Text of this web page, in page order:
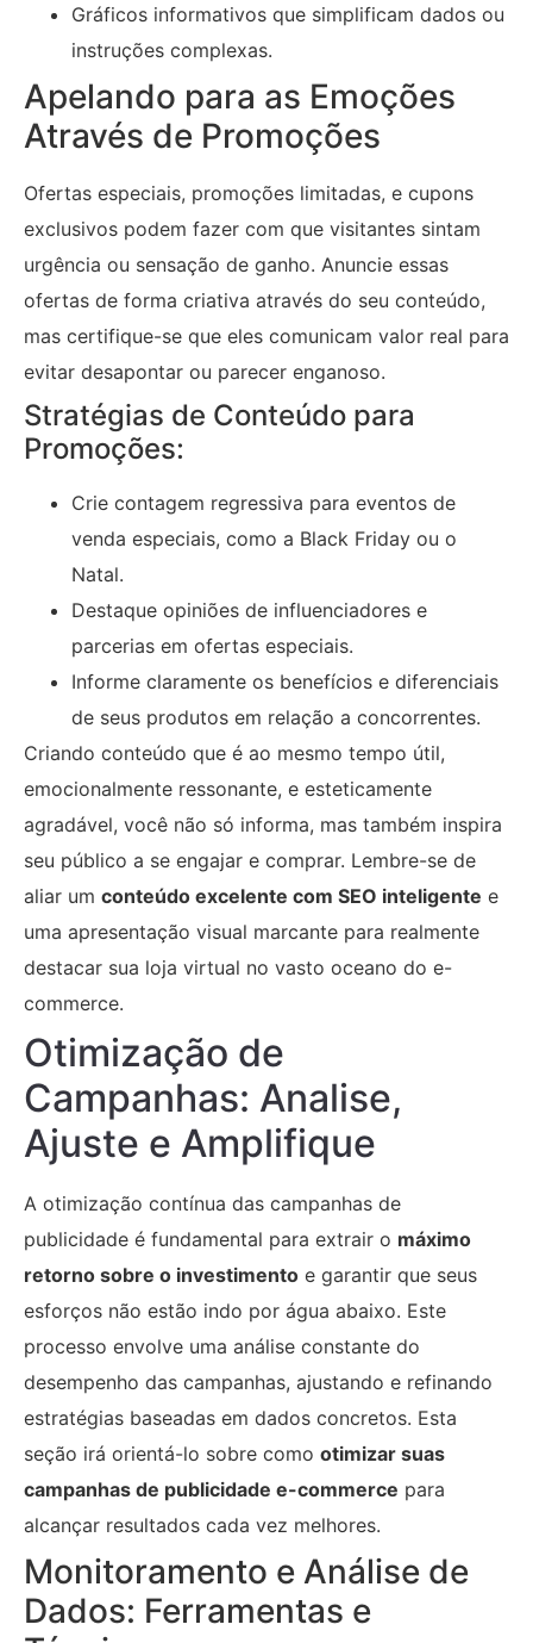
Gráficos informativos que simplificam dados ou
instruções complexas.
Apelando para as Emoções
Através de Promoções
Ofertas especiais, promoções limitadas, e cupons
exclusivos podem fazer com que visitantes sintam
urgência ou sensação de ganho. Anuncie essas
ofertas de forma criativa através do seu conteúdo,
mas certifique-se que eles comunicam valor real para
evitar desapontar ou parecer enganoso.
Stratégias de Conteúdo para
Promoções:
Crie contagem regressiva para eventos de
venda especiais, como a Black Friday ou o
Natal.
Destaque opiniões de influenciadores e
parcerias em ofertas especiais.
Informe claramente os benefícios e diferenciais
de seus produtos em relação a concorrentes.
Criando conteúdo que é ao mesmo tempo útil,
emocionalmente ressonante, e esteticamente
agradável, você não só informa, mas também inspira
seu público a se engajar e comprar. Lembre-se de
aliar um conteúdo excelente com SEO inteligente e
uma apresentação visual marcante para realmente
destacar sua loja virtual no vasto oceano do e-
commerce.
Otimização de
Campanhas: Analise,
Ajuste e Amplifique
A otimização contínua das campanhas de
publicidade é fundamental para extrair o máximo
retorno sobre o investimento e garantir que seus
esforços não estão indo por água abaixo. Este
processo envolve uma análise constante do
desempenho das campanhas, ajustando e refinando
estratégias baseadas em dados concretos. Esta
seção irá orientá-lo sobre como otimizar suas
campanhas de publicidade e-commerce para
alcançar resultados cada vez melhores.
Monitoramento e Análise de
Dados: Ferramentas e